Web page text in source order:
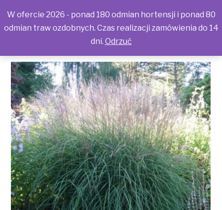
W ofercie 2026 - ponad 180 odmian hortensji i ponad 80
odmian traw ozdobnych. Czas realizacji zamówienia do 14
dni. Odrzuć